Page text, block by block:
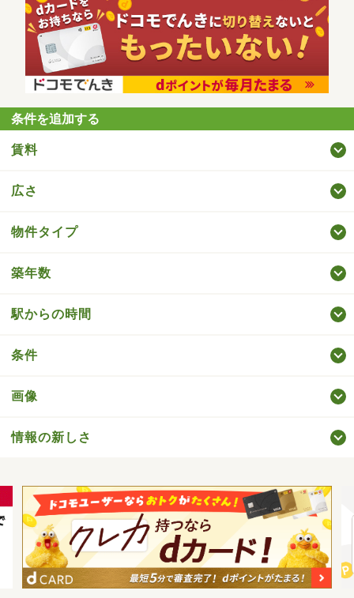
条件を追加する
賃料
広さ
物件タイプ
築年数
駅からの時間
条件
画像
情報の新しさ